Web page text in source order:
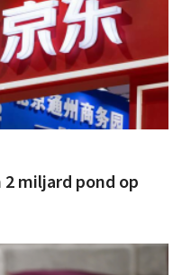
miljard pond op